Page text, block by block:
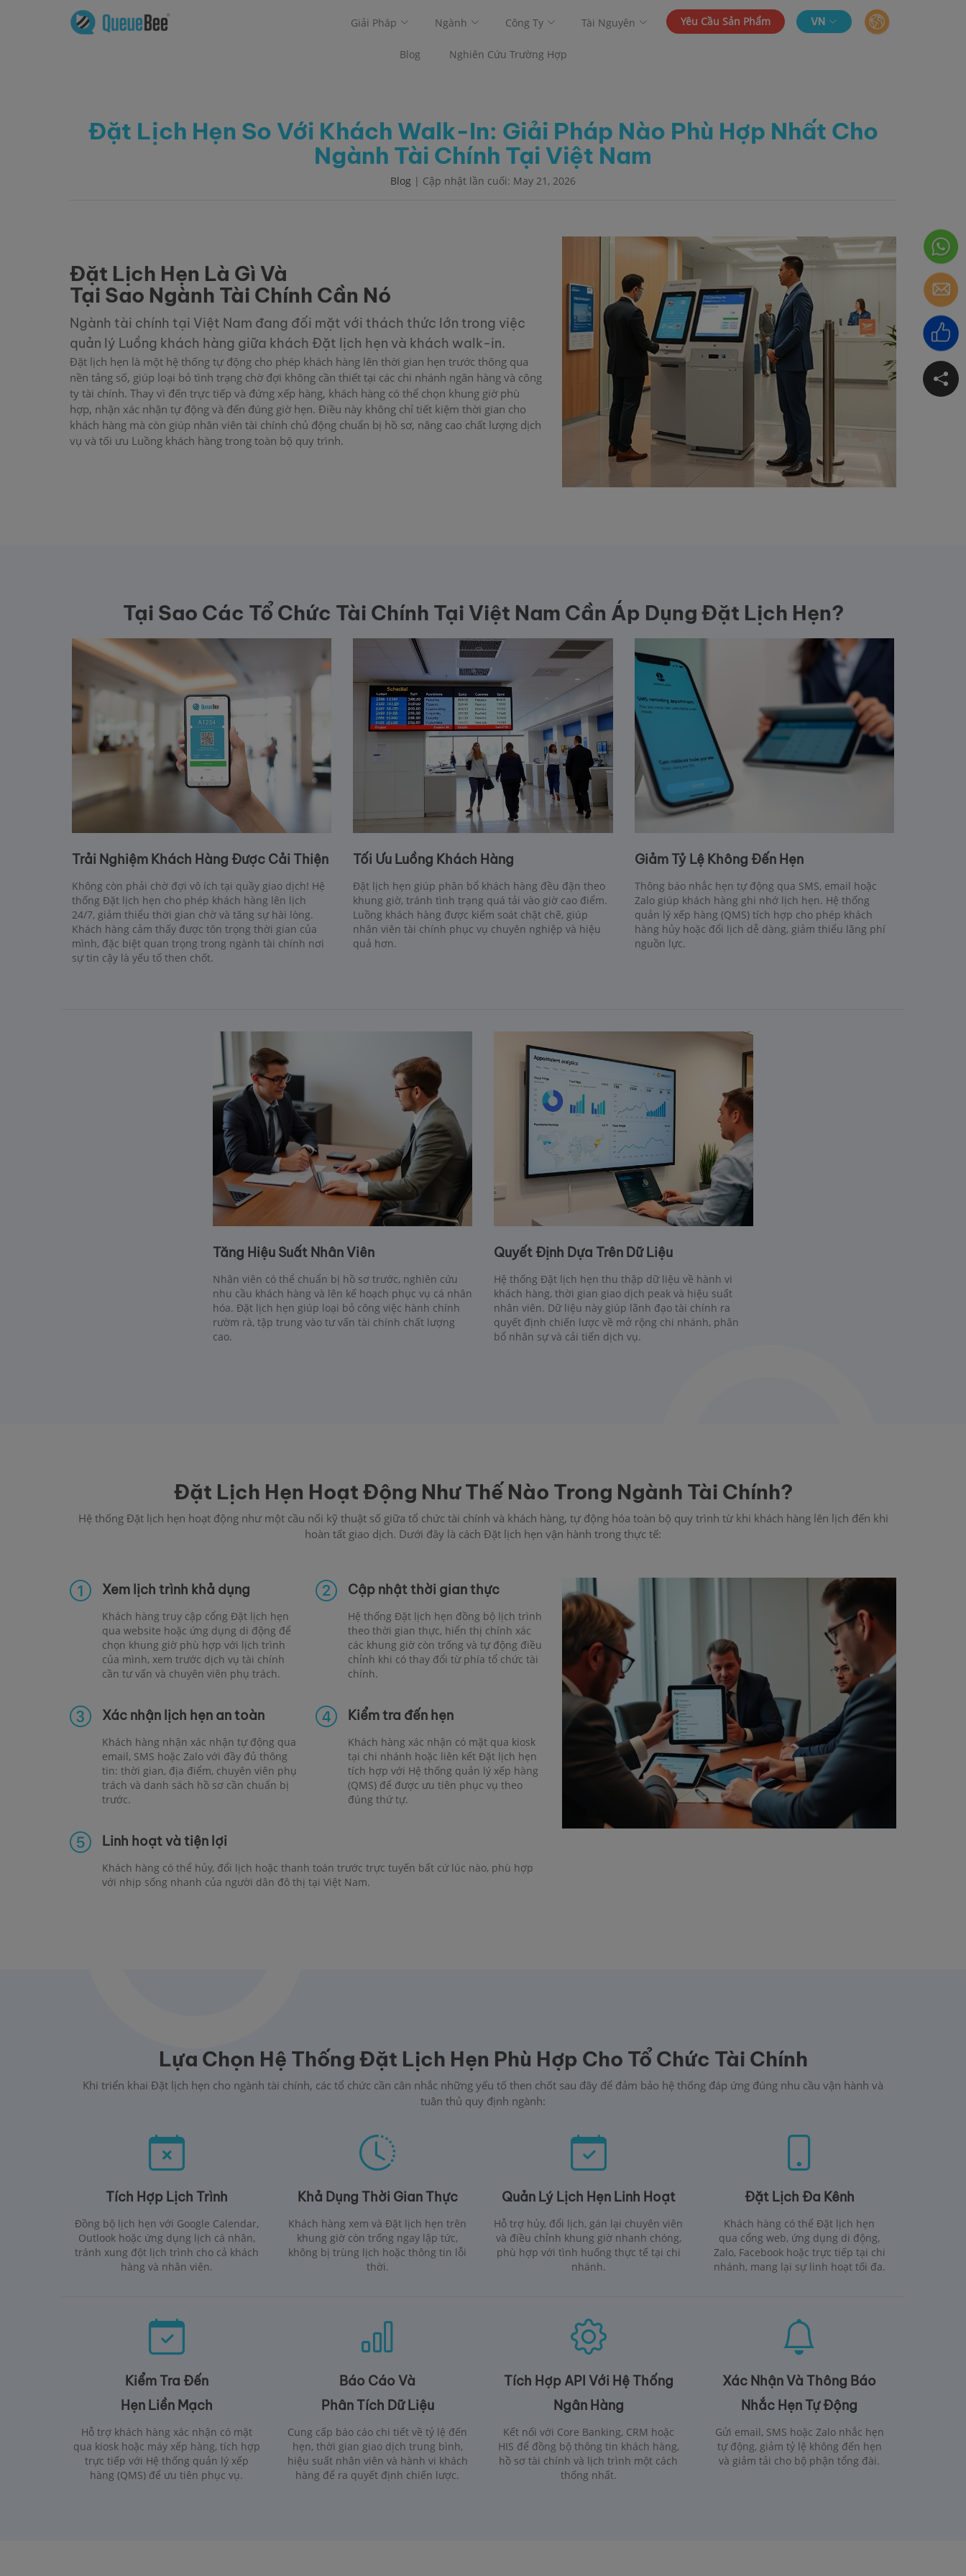
Giải Pháp Ngành Công Ty Tài Nguyên Yêu Cầu Sản Phẩm VN
Blog Nghiên Cứu Trường Hợp
Đặt Lịch Hẹn So Với Khách Walk-In: Giải Pháp Nào Phù Hợp Nhất Cho
Ngành Tài Chính Tại Việt Nam
Blog | Cập nhật lần cuối: May 21, 2026
Đặt Lịch Hẹn Là Gì Và
Tại Sao Ngành Tài Chính Cần Nó
Ngành tài chính tại Việt Nam đang đối mặt với thách thức lớn trong việc
quản lý Luồng khách hàng giữa khách Đặt lịch hẹn và khách walk-in.
Đặt lịch hẹn là một hệ thống tự động cho phép khách hàng lên thời gian hẹn trước thông qua
nền tảng số, giúp loại bỏ tình trạng chờ đợi không cần thiết tại các chi nhánh ngân hàng và công
ty tài chính. Thay vì đến trực tiếp và đứng xếp hàng, khách hàng có thể chọn khung giờ phù
hợp, nhận xác nhận tự động và đến đúng giờ hẹn. Điều này không chỉ tiết kiệm thời gian cho
khách hàng mà còn giúp nhân viên tài chính chủ động chuẩn bị hồ sơ, nâng cao chất lượng dịch
vụ và tối ưu Luồng khách hàng trong toàn bộ quy trình.
Tại Sao Các Tổ Chức Tài Chính Tại Việt Nam Cần Áp Dụng Đặt Lịch Hẹn?
Trải Nghiệm Khách Hàng Được Cải Thiện
Không còn phải chờ đợi vô ích tại quầy giao dịch! Hệ
thống Đặt lịch hẹn cho phép khách hàng lên lịch
24/7, giảm thiểu thời gian chờ và tăng sự hài lòng.
Khách hàng cảm thấy được tôn trọng thời gian của
mình, đặc biệt quan trọng trong ngành tài chính nơi
sự tin cậy là yếu tố then chốt.
Tối Ưu Luồng Khách Hàng
Đặt lịch hẹn giúp phân bổ khách hàng đều đặn theo
khung giờ, tránh tình trạng quá tải vào giờ cao điểm.
Luồng khách hàng được kiểm soát chặt chẽ, giúp
nhân viên tài chính phục vụ chuyên nghiệp và hiệu
quả hơn.
Giảm Tỷ Lệ Không Đến Hẹn
Thông báo nhắc hẹn tự động qua SMS, email hoặc
Zalo giúp khách hàng ghi nhớ lịch hẹn. Hệ thống
quản lý xếp hàng (QMS) tích hợp cho phép khách
hàng hủy hoặc đổi lịch dễ dàng, giảm thiểu lãng phí
nguồn lực.
Tăng Hiệu Suất Nhân Viên
Nhân viên có thể chuẩn bị hồ sơ trước, nghiên cứu
nhu cầu khách hàng và lên kế hoạch phục vụ cá nhân
hóa. Đặt lịch hẹn giúp loại bỏ công việc hành chính
rườm rà, tập trung vào tư vấn tài chính chất lượng
cao.
Quyết Định Dựa Trên Dữ Liệu
Hệ thống Đặt lịch hẹn thu thập dữ liệu về hành vi
khách hàng, thời gian giao dịch peak và hiệu suất
nhân viên. Dữ liệu này giúp lãnh đạo tài chính ra
quyết định chiến lược về mở rộng chi nhánh, phân
bổ nhân sự và cải tiến dịch vụ.
Đặt Lịch Hẹn Hoạt Động Như Thế Nào Trong Ngành Tài Chính?
Hệ thống Đặt lịch hẹn hoạt động như một cầu nối kỹ thuật số giữa tổ chức tài chính và khách hàng, tự động hóa toàn bộ quy trình từ khi khách hàng lên lịch đến khi
hoàn tất giao dịch. Dưới đây là cách Đặt lịch hẹn vận hành trong thực tế:
Xem lịch trình khả dụng
Khách hàng truy cập cổng Đặt lịch hẹn
qua website hoặc ứng dụng di động để
chọn khung giờ phù hợp với lịch trình
của mình, xem trước dịch vụ tài chính
cần tư vấn và chuyên viên phụ trách.
Cập nhật thời gian thực
Hệ thống Đặt lịch hẹn đồng bộ lịch trình
theo thời gian thực, hiển thị chính xác
các khung giờ còn trống và tự động điều
chỉnh khi có thay đổi từ phía tổ chức tài
chính.
Xác nhận lịch hẹn an toàn
Khách hàng nhận xác nhận tự động qua
email, SMS hoặc Zalo với đầy đủ thông
tin: thời gian, địa điểm, chuyên viên phụ
trách và danh sách hồ sơ cần chuẩn bị
trước.
Kiểm tra đến hẹn
Khách hàng xác nhận có mặt qua kiosk
tại chi nhánh hoặc liên kết Đặt lịch hẹn
tích hợp với Hệ thống quản lý xếp hàng
(QMS) để được ưu tiên phục vụ theo
đúng thứ tự.
Linh hoạt và tiện lợi
Khách hàng có thể hủy, đổi lịch hoặc thanh toán trước trực tuyến bất cứ lúc nào, phù hợp
với nhịp sống nhanh của người dân đô thị tại Việt Nam.
Lựa Chọn Hệ Thống Đặt Lịch Hẹn Phù Hợp Cho Tổ Chức Tài Chính
Khi triển khai Đặt lịch hẹn cho ngành tài chính, các tổ chức cần cân nhắc những yếu tố then chốt sau đây để đảm bảo hệ thống đáp ứng đúng nhu cầu vận hành và
tuân thủ quy định ngành:
Tích Hợp Lịch Trình
Đồng bộ lịch hẹn với Google Calendar,
Outlook hoặc ứng dụng lịch cá nhân,
tránh xung đột lịch trình cho cả khách
hàng và nhân viên.
Khả Dụng Thời Gian Thực
Khách hàng xem và Đặt lịch hẹn trên
khung giờ còn trống ngay lập tức,
không bị trùng lịch hoặc thông tin lỗi
thời.
Quản Lý Lịch Hẹn Linh Hoạt
Hỗ trợ hủy, đổi lịch, gán lại chuyên viên
và điều chỉnh khung giờ nhanh chóng,
phù hợp với tình huống thực tế tại chi
nhánh.
Đặt Lịch Đa Kênh
Khách hàng có thể Đặt lịch hẹn
qua cổng web, ứng dụng di động,
Zalo, Facebook hoặc trực tiếp tại chi
nhánh, mang lại sự linh hoạt tối đa.
Kiểm Tra Đến
Hẹn Liền Mạch
Hỗ trợ khách hàng xác nhận có mặt
qua kiosk hoặc máy xếp hàng, tích hợp
trực tiếp với Hệ thống quản lý xếp
hàng (QMS) để ưu tiên phục vụ.
Báo Cáo Và
Phân Tích Dữ Liệu
Cung cấp báo cáo chi tiết về tỷ lệ đến
hẹn, thời gian giao dịch trung bình,
hiệu suất nhân viên và hành vi khách
hàng để ra quyết định chiến lược.
Tích Hợp API Với Hệ Thống
Ngân Hàng
Kết nối với Core Banking, CRM hoặc
HIS để đồng bộ thông tin khách hàng,
hồ sơ tài chính và lịch trình một cách
thống nhất.
Xác Nhận Và Thông Báo
Nhắc Hẹn Tự Động
Gửi email, SMS hoặc Zalo nhắc hẹn
tự động, giảm tỷ lệ không đến hẹn
và giảm tải cho bộ phận tổng đài.